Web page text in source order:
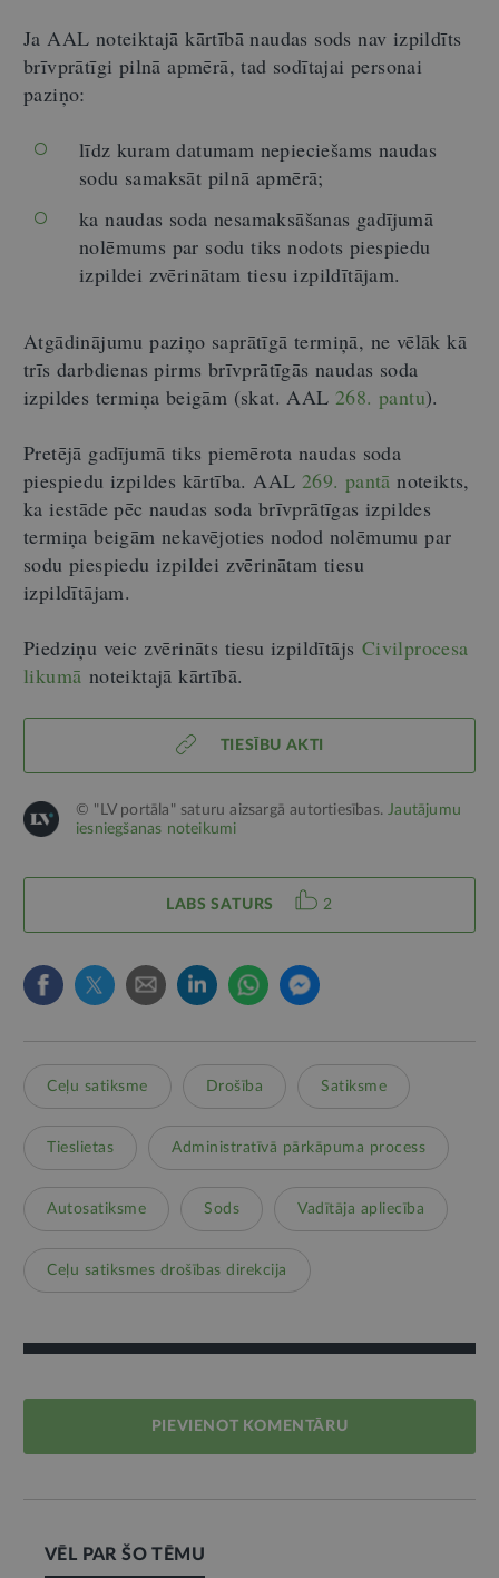
Ja AAL noteiktajā kārtībā naudas sods nav izpildīts
brīvprātīgi pilnā apmērā, tad sodītajai personai
paziņo:
līdz kuram datumam nepieciešams naudas
sodu samaksāt pilnā apmērā;
ka naudas soda nesamaksāšanas gadījumā
nolēmums par sodu tiks nodots piespiedu
izpildei zvērinātam tiesu izpildītājam.
Atgādinājumu paziņo saprātīgā termiņā, ne vēlāk kā
trīs darbdienas pirms brīvprātīgās naudas soda
izpildes termiņa beigām (skat. AAL 268. pantu).
Pretējā gadījumā tiks piemērota naudas soda
piespiedu izpildes kārtība. AAL 269. pantā noteikts,
ka iestāde pēc naudas soda brīvprātīgas izpildes
termiņa beigām nekavējoties nodod nolēmumu par
sodu piespiedu izpildei zvērinātam tiesu
izpildītājam.
Piedziņu veic zvērināts tiesu izpildītājs Civilprocesa
likumā noteiktajā kārtībā.
TIESĪBU AKTI
© "LV portāla" saturu aizsargā autortiesības.Jautājumu
iesniegšanas noteikumi
LABS SATURS 2
Ceļu satiksme Drošība Satiksme
Tieslietas Administratīvā pārkāpuma process
Autosatiksme Sods Vadītāja apliecība
Ceļu satiksmes drošības direkcija
PIEVIENOT KOMENTĀRU
VĒL PAR ŠO TĒMU